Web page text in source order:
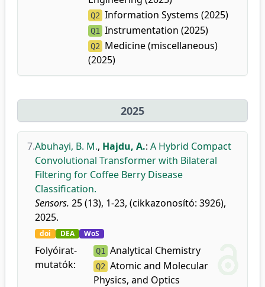
Q2 Information Systems (2025)
Q1 Instrumentation (2025)
Q2 Medicine (miscellaneous)
(2025)
2025
7.Abuhayi, B. M., Hajdu, A.: A Hybrid Compact
Convolutional Transformer with Bilateral
Filtering for Coffee Berry Disease
Classification.
Sensors. 25 (13), 1-23, (cikkazonosító: 3926),
2025.
doi DEA WoS
Folyóirat-
mutatók:
Q1 Analytical Chemistry
Q2 Atomic and Molecular
Physics, and Optics